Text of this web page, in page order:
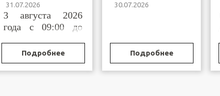
Брестской области
31.07.2026
3 августа 2026
года с 09:00 до
Подробнее
Бреста и
функции по
государственной
регистрации
30.07.2026
Подробнее